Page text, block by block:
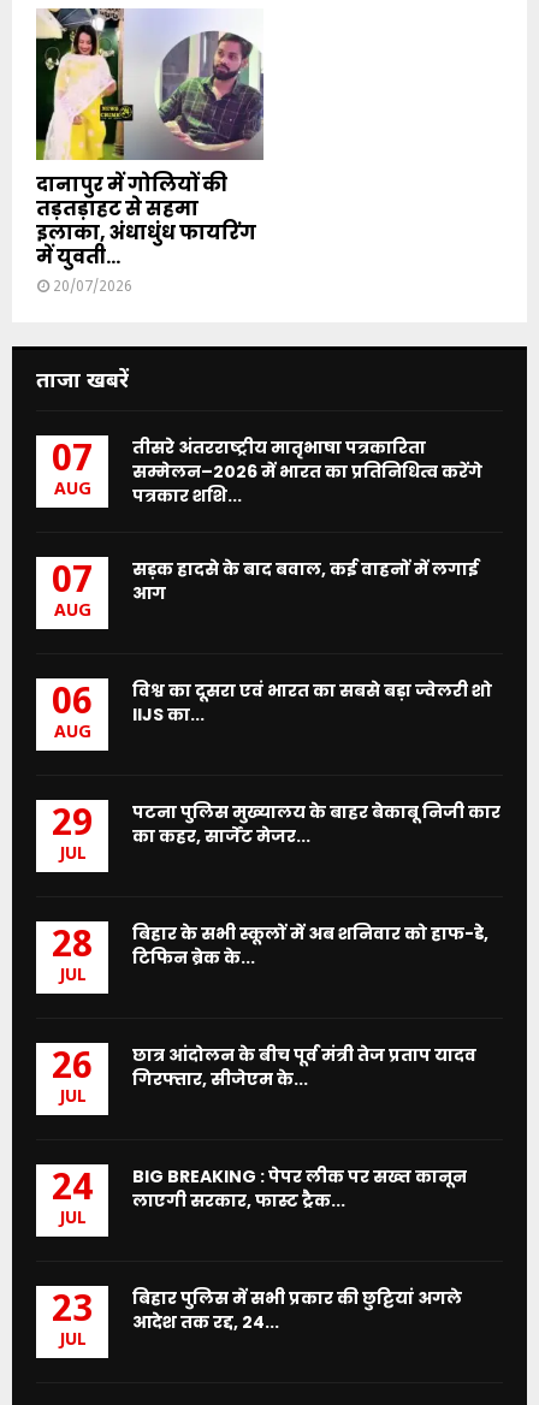
दानापुर में गोलियों की
तड़तड़ाहट से सहमा
इलाका, अंधाधुंध फायरिंग
में युवती...
20/07/2026
ताजा खबरें
07
AUG
तीसरे अंतरराष्ट्रीय मातृभाषा पत्रकारिता
सम्मेलन–2026 में भारत का प्रतिनिधित्व करेंगे
पत्रकार शशि...
07
AUG
सड़क हादसे के बाद बवाल, कई वाहनों में लगाई
आग
06
AUG
विश्व का दूसरा एवं भारत का सबसे बड़ा ज्वेलरी शो
IIJS का...
29
JUL
पटना पुलिस मुख्यालय के बाहर बेकाबू निजी कार
का कहर, सार्जेंट मेजर...
28
JUL
बिहार के सभी स्कूलों में अब शनिवार को हाफ-डे,
टिफिन ब्रेक के...
26
JUL
छात्र आंदोलन के बीच पूर्व मंत्री तेज प्रताप यादव
गिरफ्तार, सीजेएम के...
24
JUL
BIG BREAKING : पेपर लीक पर सख्त कानून
लाएगी सरकार, फास्ट ट्रैक...
23
JUL
बिहार पुलिस में सभी प्रकार की छुट्टियां अगले
आदेश तक रद्द, 24...